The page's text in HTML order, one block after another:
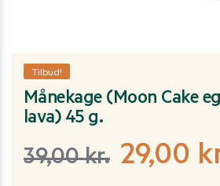
Tilbud!
Månekage (Moon Cake
lava) 45 g.
39,00kr. 29,00